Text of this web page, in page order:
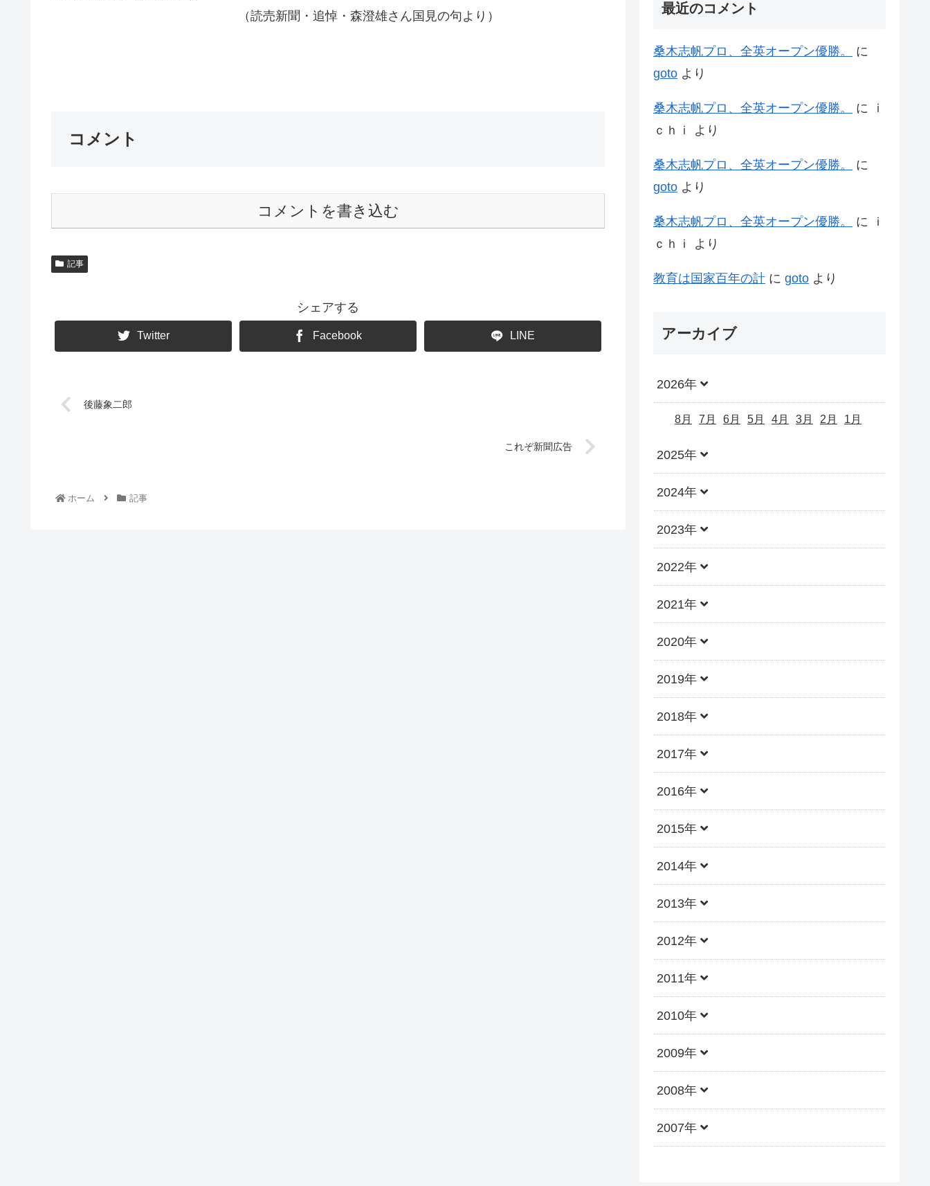
（読売新聞・追悼・森澄雄さん国見の句より）
コメント
コメントを書き込む
記事
シェアする
Twitter Facebook LINE
後藤象二郎
これぞ新聞広告
ホーム 記事
最近のコメント
桑木志帆プロ、全英オープン優勝。
に
goto より
桑木志帆プロ、全英オープン優勝。 に
ｉ
ｃｈｉ
より
桑木志帆プロ、全英オープン優勝。
に
goto より
桑木志帆プロ、全英オープン優勝。 に
ｉ
ｃｈｉ
より
教育は国家百年の計 に goto より
アーカイブ
2026年
8月 7月 6月 5月 4月 3月 2月 1月
2025年
2024年
2023年
2022年
2021年
2020年
2019年
2018年
2017年
2016年
2015年
2014年
2013年
2012年
2011年
2010年
2009年
2008年
2007年